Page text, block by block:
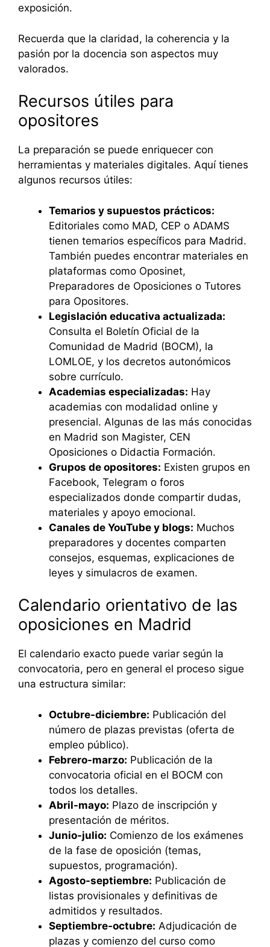
exposición.
Recuerda que la claridad, la coherencia y la
pasión por la docencia son aspectos muy
valorados.
Recursos útiles para
opositores
La preparación se puede enriquecer con
herramientas y materiales digitales. Aquí tienes
algunos recursos útiles:
Temarios y supuestos prácticos:
Editoriales como MAD, CEP o ADAMS
tienen temarios específicos para Madrid.
También puedes encontrar materiales en
plataformas como Oposinet,
Preparadores de Oposiciones o Tutores
para Opositores.
Legislación educativa actualizada:
Consulta el Boletín Oficial de la
Comunidad de Madrid (BOCM), la
LOMLOE, y los decretos autonómicos
sobre currículo.
Academias especializadas: Hay
academias con modalidad online y
presencial. Algunas de las más conocidas
en Madrid son Magister, CEN
Oposiciones o Didactia Formación.
Grupos de opositores: Existen grupos en
Facebook, Telegram o foros
especializados donde compartir dudas,
materiales y apoyo emocional.
Canales de YouTube y blogs: Muchos
preparadores y docentes comparten
consejos, esquemas, explicaciones de
leyes y simulacros de examen.
Calendario orientativo de las
oposiciones en Madrid
El calendario exacto puede variar según la
convocatoria, pero en general el proceso sigue
una estructura similar:
Octubre-diciembre: Publicación del
número de plazas previstas (oferta de
empleo público).
Febrero-marzo: Publicación de la
convocatoria oficial en el BOCM con
todos los detalles.
Abril-mayo: Plazo de inscripción y
presentación de méritos.
Junio-julio: Comienzo de los exámenes
de la fase de oposición (temas,
supuestos, programación).
Agosto-septiembre: Publicación de
listas provisionales y definitivas de
admitidos y resultados.
Septiembre-octubre: Adjudicación de
plazas y comienzo del curso como